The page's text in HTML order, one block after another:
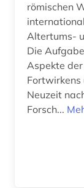
römischen
Altertums-
Die
Aspekte
Neuzeit
Forsch...